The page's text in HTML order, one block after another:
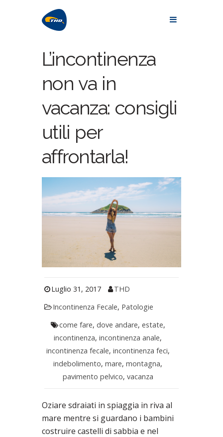
L’incontinenza
non va in
vacanza: consigli
utili per
affrontarla!
Luglio 31, 2017
THD
Incontinenza Fecale, Patologie
come fare, dove andare, estate,
incontinenza,incontinenza anale,
incontinenza fecale, incontinenza feci,
indebolimento,mare,montagna,
pavimento pelvico, vacanza
Oziare sdraiati in spiaggia in riva al
mare mentre si guardano i bambini
costruire castelli di sabbia e nel